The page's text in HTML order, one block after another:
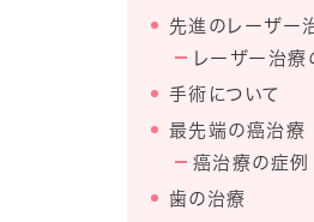
先進のレーザー
レーザー治療
手術について
最先端の癌治療
癌治療の症例
歯の治療